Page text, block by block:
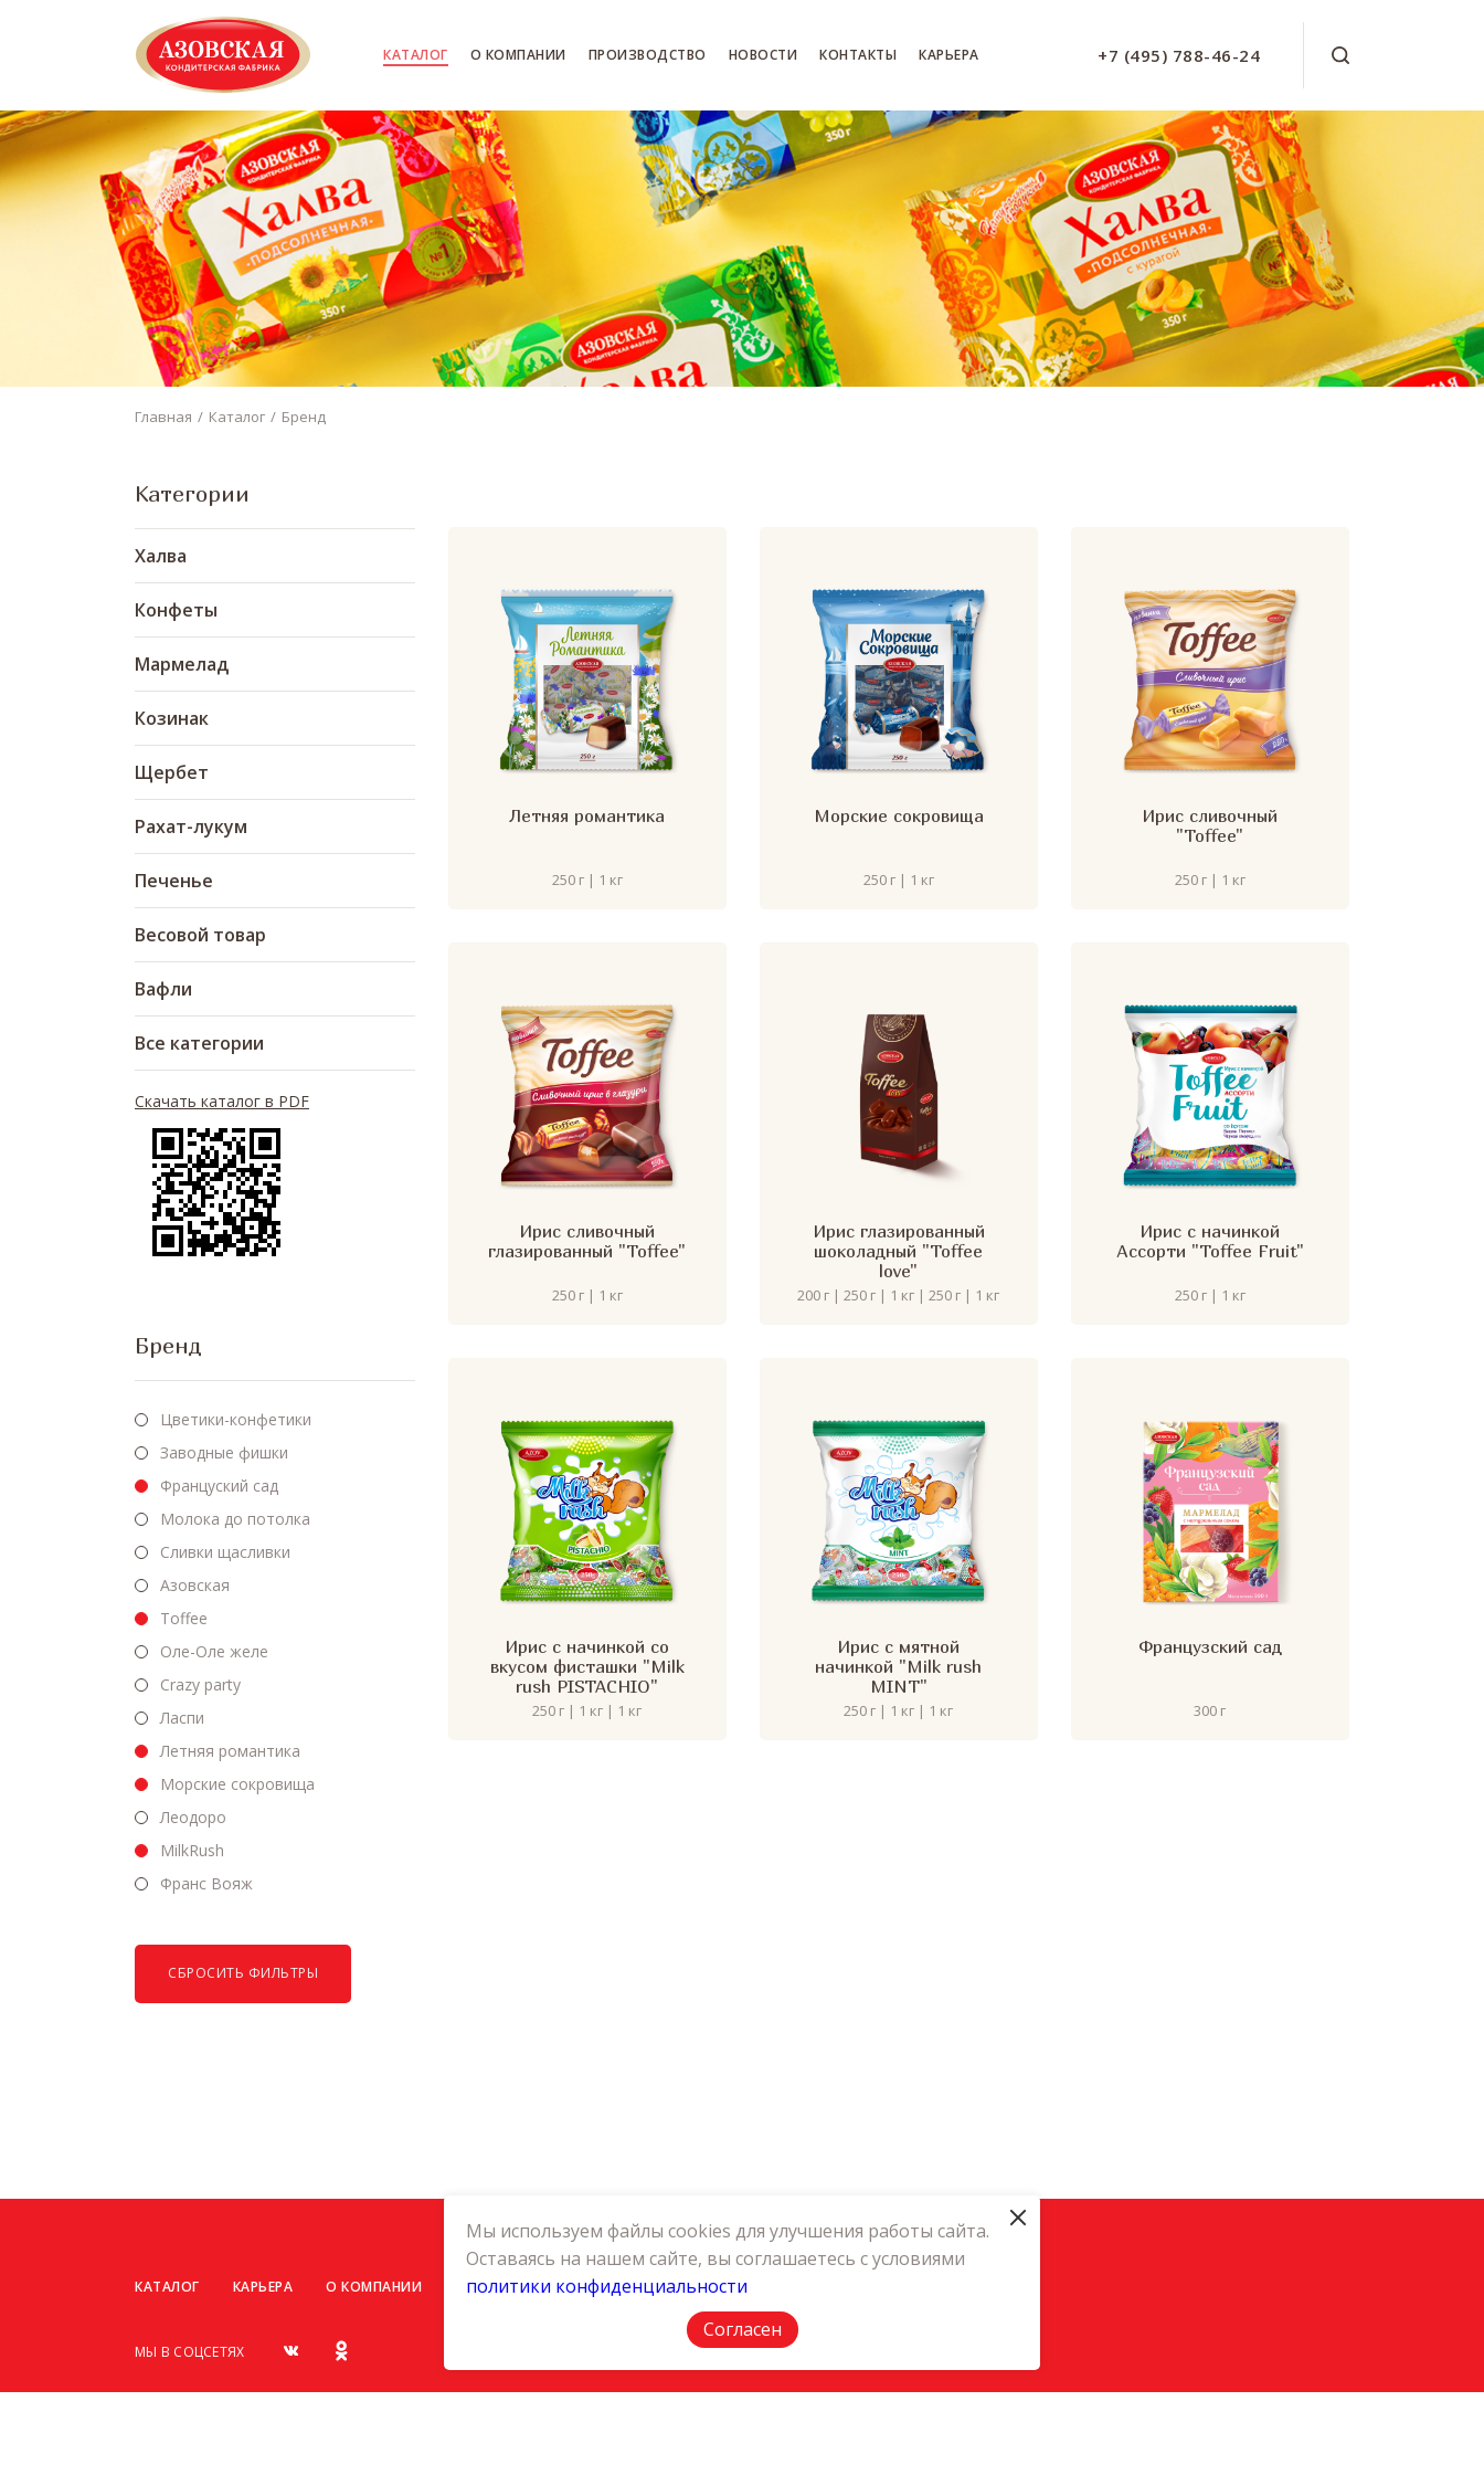
КАТАЛОГ О КОМПАНИИ ПРОИЗВОДСТВО НОВОСТИ КОНТАКТЫ КАРЬЕРА +7 (495) 788-46-24
Главная Каталог Бренд
Категории
Халва
Конфеты
Мармелад
Козинак
Щербет
Рахат-лукум
Печенье
Весовой товар
Вафли
Все категории
Скачать каталог в PDF
Бренд
Цветики-конфетики
Заводные фишки
Француский сад
Молока до потолка
Сливки щасливки
Азовская
Toffee
Оле-Оле желе
Crazy party
Ласпи
Летняя романтика
Морские сокровища
Леодоро
MilkRush
Франс Вояж
СБРОСИТЬ ФИЛЬТРЫ
Летняя романтика
250 г | 1 кг
Морские сокровища
250 г | 1 кг
Ирис сливочный
"Toffee"
250 г | 1 кг
Ирис сливочный
глазированный "Toffee"
250 г | 1 кг
Ирис глазированный
шоколадный "Toffee
love"
200 г | 250 г | 1 кг | 250 г | 1 кг
Ирис с начинкой
Ассорти "Toffee Fruit"
250 г | 1 кг
Ирис с начинкой со
вкусом фисташки "Milk
rush PISTACHIO"
250 г | 1 кг | 1 кг
Ирис с мятной
начинкой "Milk rush
MINT"
250 г | 1 кг | 1 кг
Французский сад
300 г
КАТАЛОГ КАРЬЕРА О КОМПАНИИ КОНТАКТЫ ПОЛИТИКА КОНФИДЕНЦИАЛЬНОСТИ
МЫ В СОЦСЕТЯХ
Мы используем файлы cookies для улучшения работы сайта.
Оставаясь на нашем сайте, вы соглашаетесь с условиями
политики конфиденциальности
Согласен